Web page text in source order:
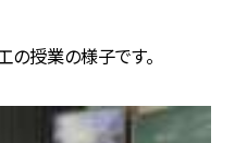
の授業の様子です。